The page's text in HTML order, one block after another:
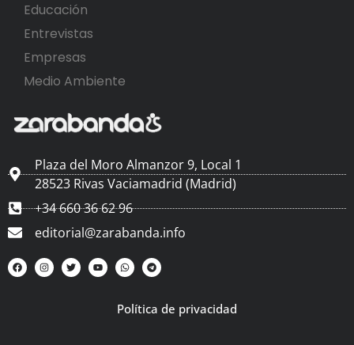
Educación
Entrevistas
Empresas
Medio Ambiente
Plaza del Moro Almanzor 9, Local 1
28523 Rivas Vaciamadrid (Madrid)
+34 660 36 62 96
editorial@zarabanda.info
Política de privacidad